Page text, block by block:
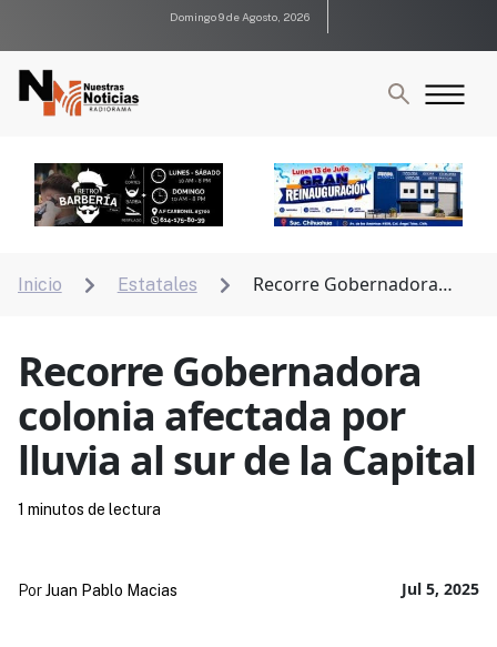
Domingo 9 de Agosto, 2026
Inicio  Estatales 
Recorre Gobernadora
Recorre Gobernadora
colonia afectada por
lluvia al sur de la Capital
Jul 5, 2025
PorJuan Pablo Macias
1 minutos de lectura